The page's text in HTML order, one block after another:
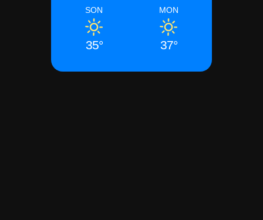
SON
35°
MON
37°